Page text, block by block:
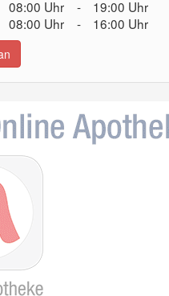
08:00 Uhr -
19:00 Uhr
08:00 Uhr - 16:00 Uhr